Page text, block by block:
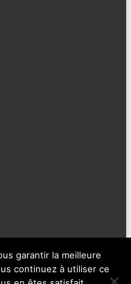
garantir la meilleure
continuez à utiliser ce